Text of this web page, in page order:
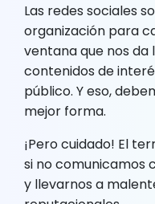
Las redes sociales
organización para
ventana que nos
contenidos de
público. Y eso,
mejor forma.
¡Pero cuidado! El
si no comunicamos
y llevarnos a